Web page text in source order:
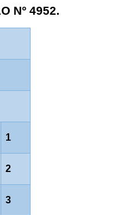
Nº 4952.
1
2
3